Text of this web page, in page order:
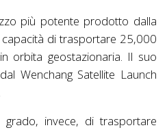
più potente prodotto dalla
di trasportare 25,000
orbita geostazionaria. Il suo
Wenchang Satellite Launch
invece, di trasportare